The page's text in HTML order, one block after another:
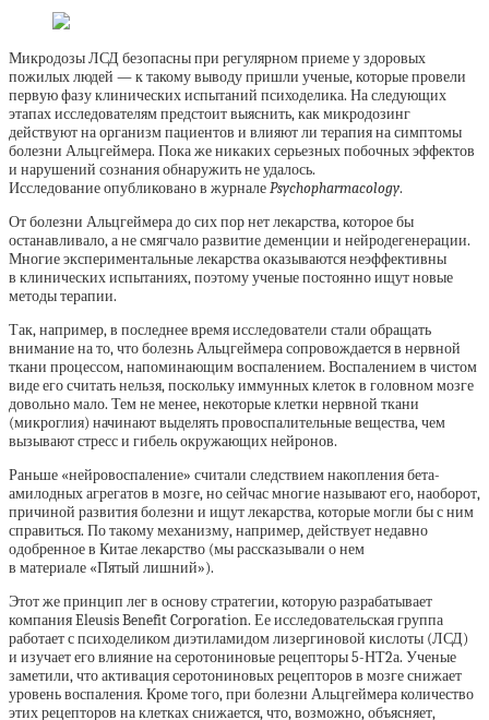
Микродозы ЛСД безопасны при регулярном приеме у здоровых
пожилых людей — к такому выводу пришли ученые, которые провели
первую фазу клинических испытаний психоделика. На следующих
этапах исследователям предстоит выяснить, как микродозинг
действуют на организм пациентов и влияют ли терапия на симптомы
болезни Альцгеймера. Пока же никаких серьезных побочных эффектов
и нарушений сознания обнаружить не удалось.
Исследование опубликовано в журналеPsychopharmacology.
От болезни Альцгеймера до сих пор нет лекарства, которое бы
останавливало, а не смягчало развитие деменции и нейродегенерации.
Многие экспериментальные лекарства оказываются неэффективны
в клинических испытаниях, поэтому ученые постоянно ищут новые
методы терапии.
Так, например, в последнее время исследователи стали обращать
внимание на то, что болезнь Альцгеймера сопровождается в нервной
ткани процессом, напоминающим воспалением. Воспалением в чистом
виде его считать нельзя, поскольку иммунных клеток в головном мозге
довольно мало. Тем не менее, некоторые клетки нервной ткани
(микроглия) начинают выделять провоспалительные вещества, чем
вызывают стресс и гибель окружающих нейронов.
Раньше «нейровоспаление» считали следствием накопления бета-
амилодных агрегатов в мозге, но сейчас многие называют его, наоборот,
причиной развития болезни и ищут лекарства, которые могли бы с ним
справиться. По такому механизму, например, действует недавно
одобренное в Китае лекарство (мы рассказывали о нем
в материале «Пятый лишний»).
Этот же принцип лег в основу стратегии, которую разрабатывает
компания Eleusis Benefit Corporation. Ее исследовательская группа
работает с психоделиком диэтиламидом лизергиновой кислоты (ЛСД)
и изучает его влияние на серотониновые рецепторы 5-НТ2а. Ученые
заметили, что активация серотониновых рецепторов в мозге снижает
уровень воспаления. Кроме того, при болезни Альцгеймера количество
этих рецепторов на клетках снижается, что, возможно, объясняет,